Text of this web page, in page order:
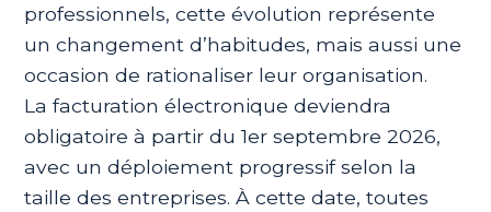
professionnels, cette évolution représente
un changement d’habitudes, mais aussi une
occasion de rationaliser leur organisation.
La facturation électronique deviendra
obligatoire à partir du 1er septembre 2026,
avec un déploiement progressif selon la
taille des entreprises. À cette date, toutes